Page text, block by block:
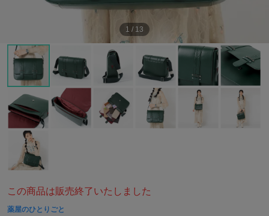
1 / 13
この商品は販売終了いたしました
薬屋のひとりごと